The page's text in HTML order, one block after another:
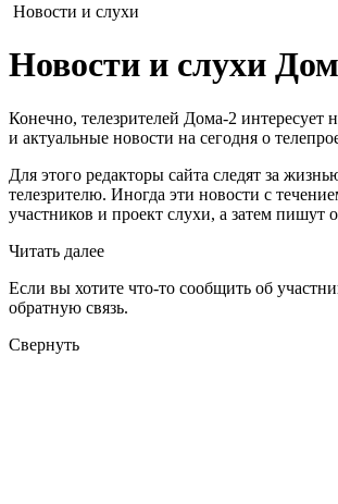
Новости и слухи
Новости и слухи
Конечно, телезрителей Дома-2 интересует
и актуальные новости на сегодня о
Для этого редакторы сайта следят за
телезрителю. Иногда эти новости с
участников и проект слухи, а затем
Читать далее
Если вы хотите что-то сообщить об
обратную связь.
Свернуть